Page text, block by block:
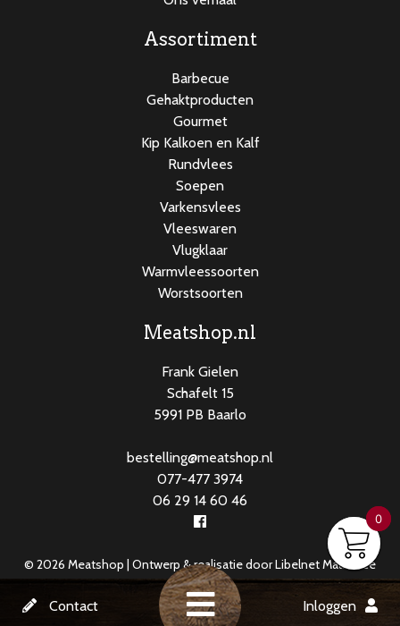
Assortiment
Barbecue
Gehaktproducten
Gourmet
Kip Kalkoen en Kalf
Rundvlees
Soepen
Varkensvlees
Vleeswaren
Vlugklaar
Warmvleessoorten
Worstsoorten
Meatshop.nl
Frank Gielen
Schafelt 15
5991 PB Baarlo
bestelling@meatshop.nl
077-477 3974
06 29 14 60 46
© 2026 Meatshop | Ontwerp & realisatie doorLibelnet Maasbree
Contact Inloggen
0
0